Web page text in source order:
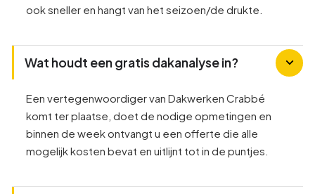
ook sneller en hangt van het seizoen/de drukte.
Wat houdt een gratis dakanalyse in?
Een vertegenwoordiger van Dakwerken Crabbé
komt ter plaatse, doet de nodige opmetingen en
binnen de week ontvangt u een offerte die alle
mogelijk kosten bevat en uitlijnt tot in de puntjes.